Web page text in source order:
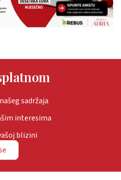
sadržaja
interesima
blizini